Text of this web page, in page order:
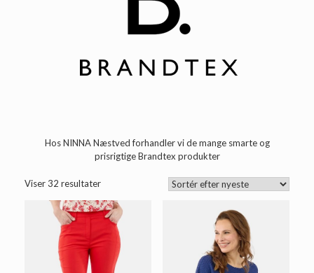
Hos NINNA Næstved forhandler vi de mange smarte og
prisrigtige Brandtex produkter
Viser 32 resultaterSorteret
seneste